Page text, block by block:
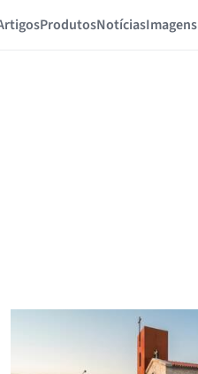
ProdutosNotíciasImagens